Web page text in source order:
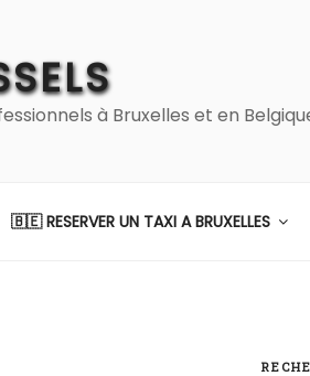
à Bruxelles et en
🇧🇪 RESERVER UN TAXI A BRUXELLES